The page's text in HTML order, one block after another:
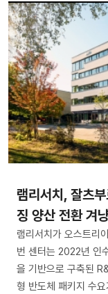
램리서치, 잘츠
징 양산 전환 겨
램리서치가 오스트리
번 센터는 2022년 인
을 기반으로 구축된
형 반도체 패키지 수